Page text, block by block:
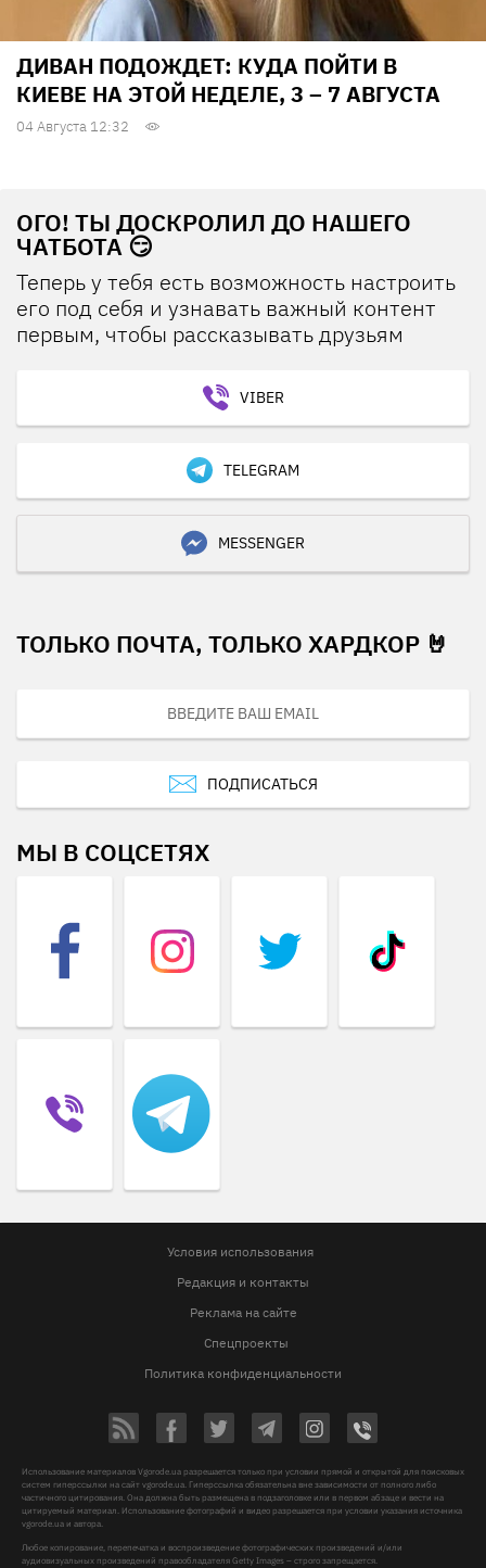
ДИВАН ПОДОЖДЕТ: КУДА ПОЙТИ В
КИЕВЕ НА ЭТОЙ НЕДЕЛЕ, 3 – 7 АВГУСТА
04 Августа 12:32
ОГО! ТЫ ДОСКРОЛИЛ ДО НАШЕГО
ЧАТБОТА 😏
Теперь у тебя есть возможность настроить
его под себя и узнавать важный контент
первым, чтобы рассказывать друзьям
VIBER
TELEGRAM
MESSENGER
ТОЛЬКО ПОЧТА, ТОЛЬКО ХАРДКОР 🤘
ПОДПИСАТЬСЯ
МЫ В СОЦСЕТЯХ
Условия использования
Редакция и контакты
Реклама на сайте
Спецпроекты
Политика конфиденциальности
Использование материалов Vgorode.ua разрешается только при условии прямой и открытой для поисковых
систем гиперссылки на сайт vgorode.ua. Гиперссылка обязательна вне зависимости от полного либо
частичного цитирования. Она должна быть размещена в подзаголовке или в первом абзаце и вести на
цитируемый материал. Использование фотографий и видео разрешается при условии указания источника
vgorode.ua и автора.
Любое копирование, перепечатка и воспроизведение фотографических произведений и/или
аудиовизуальных произведений правообладателя Getty Images – строго запрещается.